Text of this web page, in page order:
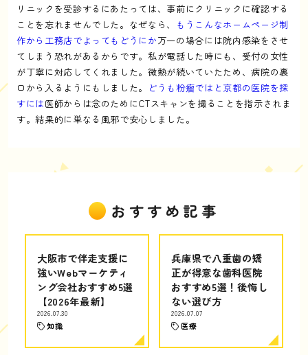
リニックを受診するにあたっては、事前にクリニックに確認する
ことを忘れませんでした。なぜなら、
もうこんなホームページ制
作から工務店でよってもどうにか万一の場合には院内感染をさせ
てしまう恐れがあるからです。私が電話した時にも、受付の女性
が丁寧に対応してくれました。微熱が続いていたため、病院の裏
口から入るようにもしました。
どうも粉瘤ではと京都の医院を探
すには医師からは念のためにCTスキャンを撮ることを指示されま
す。結果的に単なる風邪で安心しました。
おすすめ記事
大阪市で伴走支援に
強いWebマーケティ
ング会社おすすめ5選
【2026年最新】
2026.07.30
知識
兵庫県で八重歯の矯
正が得意な歯科医院
おすすめ5選！後悔し
ない選び方
2026.07.07
医療